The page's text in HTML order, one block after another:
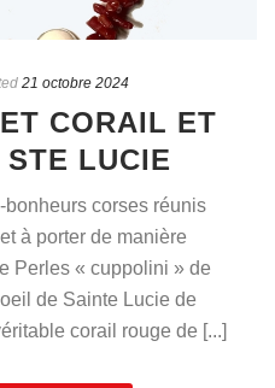
21 octobre 2024
CORAIL ET
LUCIE
bonheurs corses réunis
à porter de manière
Perles « cuppolini » de
de Sainte Lucie de
corail rouge de [...]